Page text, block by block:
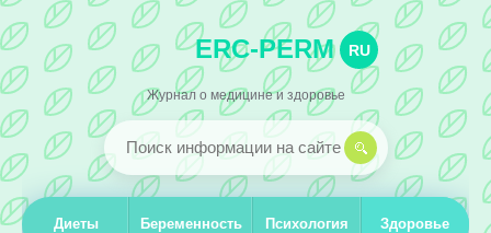
ERC-PERM RU
Журнал о медицине и здоровье
Диеты Беременность Психология Здоровье